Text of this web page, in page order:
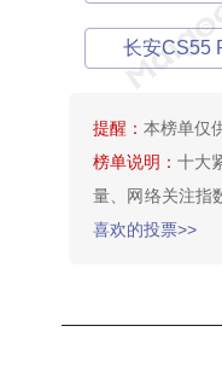
长安CS55
提醒： 本榜单仅
榜单说明：十大
量、网络关注指
喜欢的投票>>